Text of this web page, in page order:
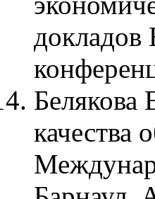
докладов
качества